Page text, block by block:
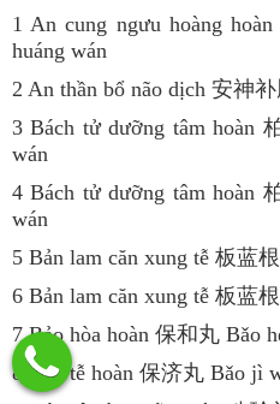
1 An cung ngưu hoàng
huáng wán
2 An thần bổ não dịch 安神
3 Bách tử dưỡng tâm hoàn
wán
4 Bách tử dưỡng tâm hoàn
wán
5 Bản lam căn xung tễ 板蓝
6 Bản lam căn xung tễ 板蓝
7 Bảo hòa hoàn 保和丸 Bǎo
8 Bảo tễ hoàn 保济丸 Bǎo jì